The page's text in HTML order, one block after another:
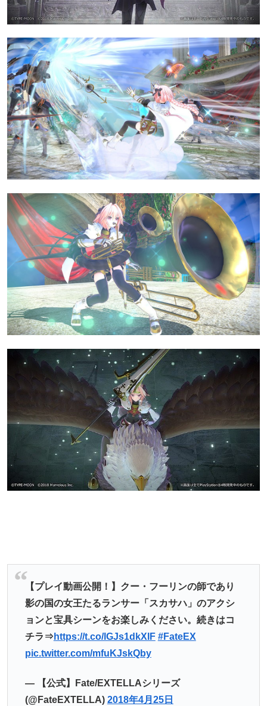
【プレイ動画公開！】クー・フーリンの師であり
影の国の女王たるランサー「スカサハ」のアクシ
ョンと宝具シーンをお楽しみください。続きはコ
チラ⇒ https://t.co/lGJs1dkXIF #FateEX
pic.twitter.com/mfuKJskQby
— 【公式】Fate/EXTELLAシリーズ
(@FateEXTELLA) 2018年4月25日